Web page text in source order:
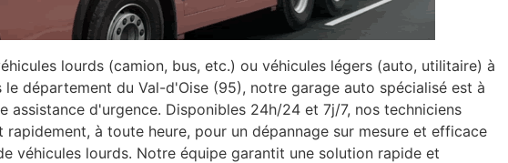
lourds (camion, bus, etc.) ou véhicules légers (auto, utilitaire) à
le département du Val-d'Oise (95), notre garage auto spécialisé est à
assistance d'urgence. Disponibles 24h/24 et 7j/7, nos techniciens
rapidement, à toute heure, pour un dépannage sur mesure et efficace
véhicules lourds. Notre équipe garantit une solution rapide et